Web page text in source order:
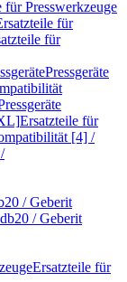
für Presswerkzeuge
für
für
Pressgeräte
Ersatzteile für
[4] /
/ Geberit
/ Geberit
Ersatzteile für